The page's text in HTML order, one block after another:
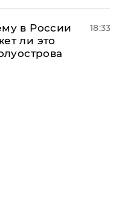
в России
ли это
18:33